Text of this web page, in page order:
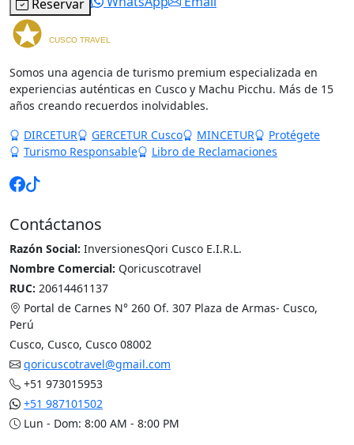
Reservar WhatsApp Email
Somos una agencia de turismo premium especializada en
experiencias auténticas en Cusco y Machu Picchu. Más de 15
años creando recuerdos inolvidables.
Turismo Responsable
Contáctanos
Razón Social:
Nombre Comercial:Qoricuscotravel
RUC:20614461137
Portal de Carnes N° 260 Of. 307 Plaza de Armas- Cusco,
Perú
Cusco, Cusco, Cusco 08002